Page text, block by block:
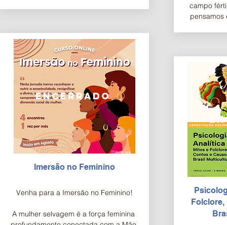
sensível, com a pessoa autista e outras
deficiências utilizando, para isso, a arte
em suas práticas e assim, promover o
bem-estar, a comunicação verbal e não
verbal, o desenvolvimento cognitivo,
emocional e físico.
encerrado
Imersão no Feminino
Venha para a Imersão no Feminino!
A mulher selvagem é a força feminina
campo
pensamos
Folclore,